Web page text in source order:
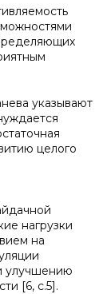
указывают
целого
нагрузки
на
улучшению
[6, с.5].